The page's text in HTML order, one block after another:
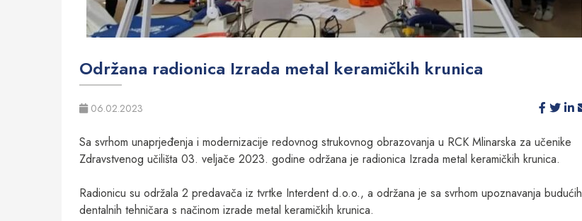
Održana radionica Izrada metal keramičkih krunica
06.02.2023
Sa svrhom unaprjeđenja i modernizacije redovnog strukovnog obrazovanja u RCK Mlinarska za učenike
Zdravstvenog učilišta 03. veljače 2023. godine održana je radionica Izrada metal keramičkih krunica.
Radionicu su održala 2 predavača iz tvrtke Interdent d.o.o., a održana je sa svrhom upoznavanja budućih
dentalnih tehničara s načinom izrade metal keramičkih krunica.